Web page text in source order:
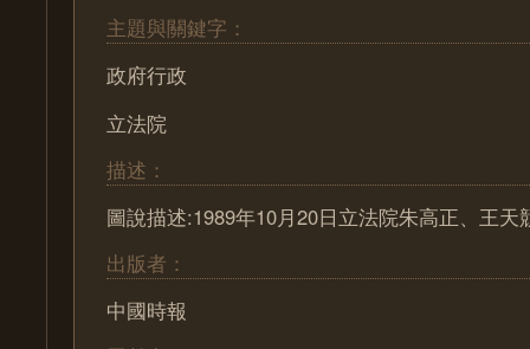
主題與關鍵字：
政府行政
立法院
描述：
圖說描述:1989年10月20日立法院朱高正、王
出版者：
中國時報